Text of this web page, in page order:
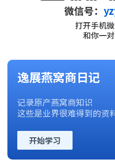
微信号：
打开手机
和你一
逸展燕窝商日记
记录原产燕窝商知识
这些是业界很难得到的资
开始学习